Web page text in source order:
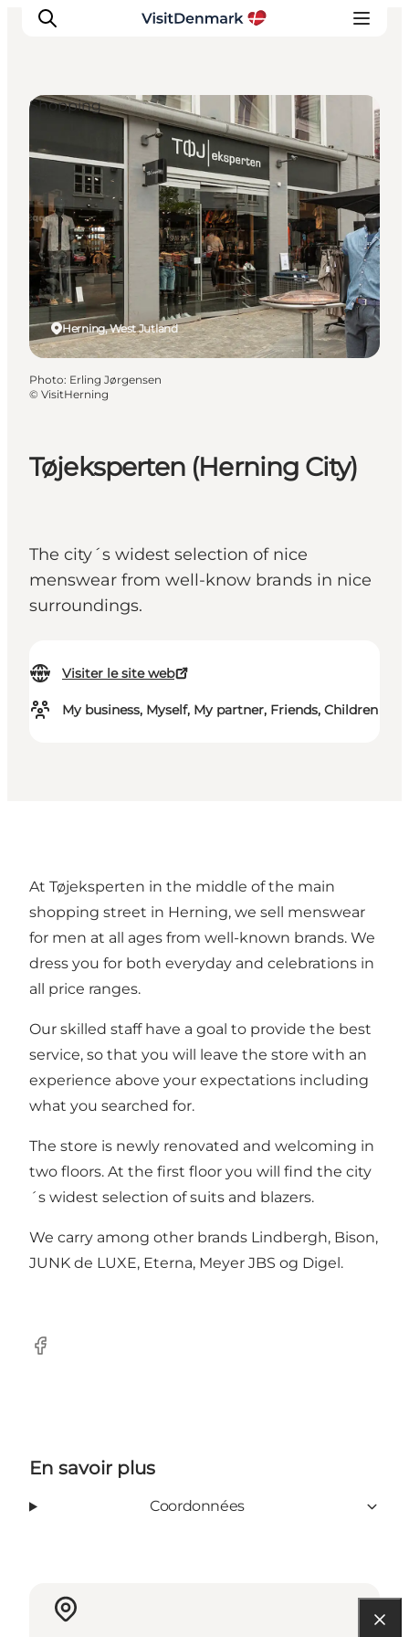
Inspirations
Destinations
Quoi faire
Hébergements
Planifiez votre voyage
Tøjeksperten (Herning City)
The city´s widest selection of nice
menswear from well-know brands in nice
surroundings.
Visiter le site web
My business, Myself, My partner, Friends, Children
Herning, West Jutland
Shopping
Photo: Erling Jørgensen
© VisitHerning
At Tøjeksperten in the middle of the main
shopping street in Herning, we sell menswear
for men at all ages from well-known brands. We
dress you for both everyday and celebrations in
all price ranges.
Our skilled staff have a goal to provide the best
service, so that you will leave the store with an
experience above your expectations including
what you searched for.
The store is newly renovated and welcoming in
two floors. At the first floor you will find the city
´s widest selection of suits and blazers.
We carry among other brands Lindbergh, Bison,
JUNK de LUXE, Eterna, Meyer JBS og Digel.
Facebook
En savoir plus
Coordonnées